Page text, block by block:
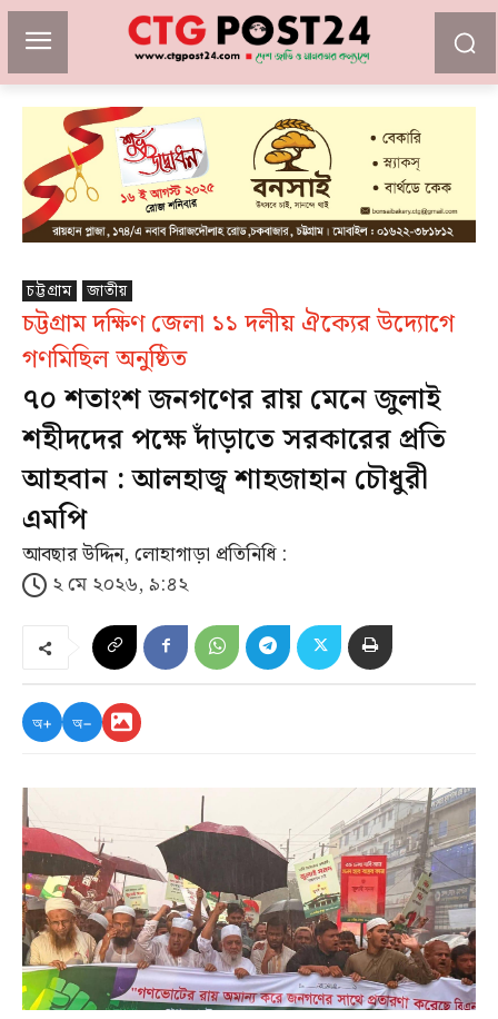
চট্টগ্রাম জাতীয়
চট্টগ্রাম দক্ষিণ জেলা ১১ দলীয় ঐক্যের উদ্যোগে
গণমিছিল অনুষ্ঠিত
৭০ শতাংশ জনগণের রায় মেনে জুলাই
শহীদদের পক্ষে দাঁড়াতে সরকারের প্রতি
আহবান : আলহাজ্ব শাহজাহান চৌধুরী
এমপি
আবছার উদ্দিন, লোহাগাড়া প্রতিনিধি :
২ মে ২০২৬, ৯:৪২
অ+ অ−